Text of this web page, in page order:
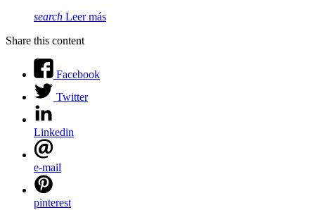
search Leer más
Share this content
Facebook
Twitter
Linkedin
e-mail
pinterest